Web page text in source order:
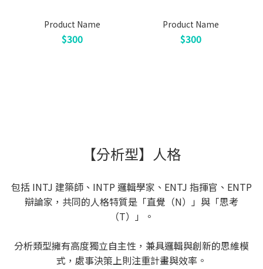
Product Name
$300
Product Name
$300
【分析型】人格
包括 INTJ 建築師、INTP 邏輯學家、ENTJ 指揮官、ENTP
辯論家，共同的人格特質是「直覺（N）」與「思考
（T）」。
分析類型擁有高度獨立自主性，兼具邏輯與創新的思維模
式，處事決策上則注重計畫與效率。